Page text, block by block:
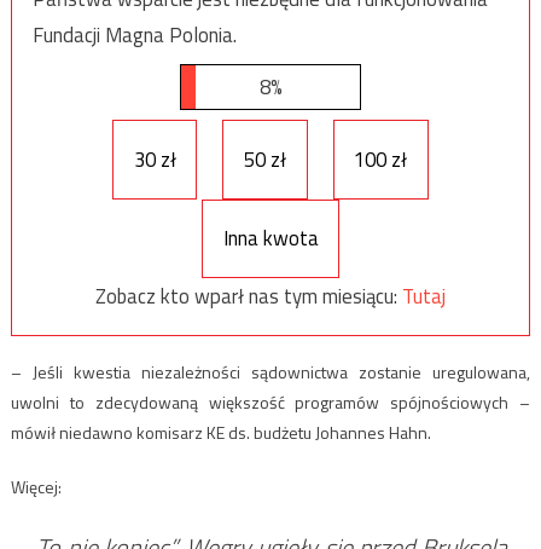
Fundacji Magna Polonia.
8%
30 zł 50 zł 100 zł
Inna kwota
Zobacz kto wparł nas tym miesiącu: Tutaj
– Jeśli kwestia niezależności sądownictwa zostanie uregulowana,
uwolni to zdecydowaną większość programów spójnościowych –
mówił niedawno komisarz KE ds. budżetu Johannes Hahn.
Więcej: